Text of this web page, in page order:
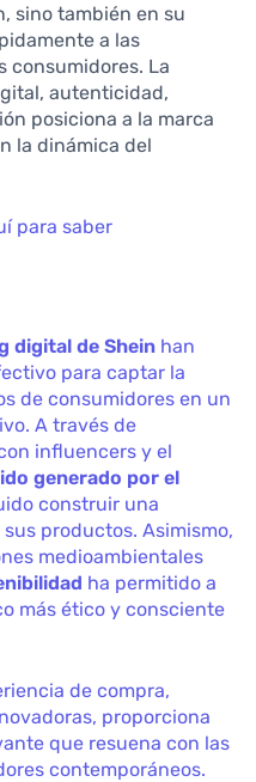
sino también en su
a las
consumidores. La
autenticidad,
posiciona a la marca
la dinámica del
para saber
digital de Shein han
para captar la
de consumidores en un
A través de
influencers y el
generado por el
construir una
productos. Asimismo,
medioambientales
ha permitido a
más ético y consciente
de compra,
proporciona
que resuena con las
contemporáneos.